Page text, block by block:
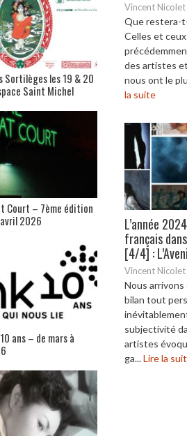
Vincent Nicolet
Que restera-
Celles et
des artistes
nous ont le
la suite
L’année
français
[4/4] :
Vincent Nicolet
Nous arrivons
bilan tout
subjectivité
artistes
ga...Lire la
Sortilèges les 19 & 20
Saint Michel
Court – 7ème édition
2026
ans – de mars à